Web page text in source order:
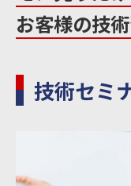
お客様の技
技術セミ